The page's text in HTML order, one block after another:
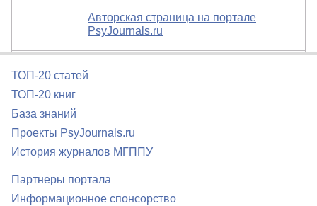
Авторская страница на портале
PsyJournals.ru
ТОП-20 статей
ТОП-20 книг
База знаний
Проекты PsyJournals.ru
История журналов МГППУ
Партнеры портала
Информационное спонсорство